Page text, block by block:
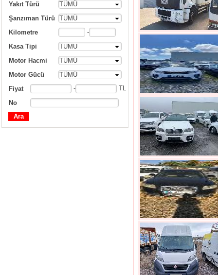
Yakıt Türü
TÜMÜ
Şanzıman Türü
TÜMÜ
Kilometre
-
Kasa Tipi
TÜMÜ
Motor Hacmi
TÜMÜ
Motor Gücü
TÜMÜ
Fiyat
- TL
No